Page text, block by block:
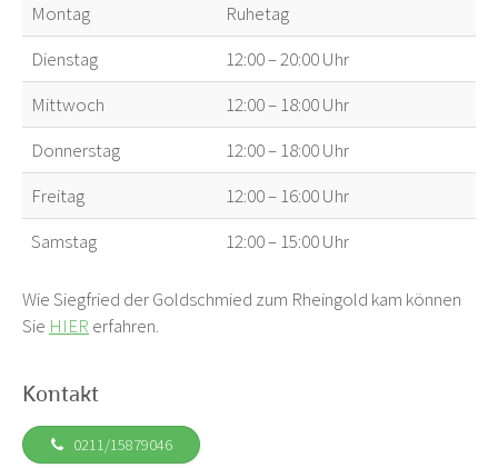
Montag
Ruhetag
Dienstag
12:00 – 20:00 Uhr
Mittwoch
12:00 – 18:00 Uhr
Donnerstag
12:00 – 18:00 Uhr
Freitag
12:00 – 16:00 Uhr
Samstag
12:00 – 15:00 Uhr
Wie Siegfried der Goldschmied zum Rheingold kam können
Sie HIER erfahren.
Kontakt
0211/15879046